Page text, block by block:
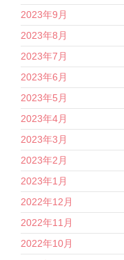
2023年9月
2023年8月
2023年7月
2023年6月
2023年5月
2023年4月
2023年3月
2023年2月
2023年1月
2022年12月
2022年11月
2022年10月